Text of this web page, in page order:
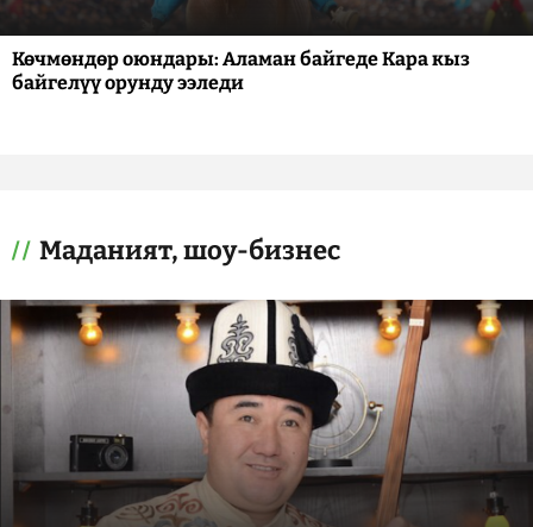
Көчмөндөр оюндары: Аламан байгеде Кара кыз
байгелүү орунду ээледи
Маданият, шоу-бизнес